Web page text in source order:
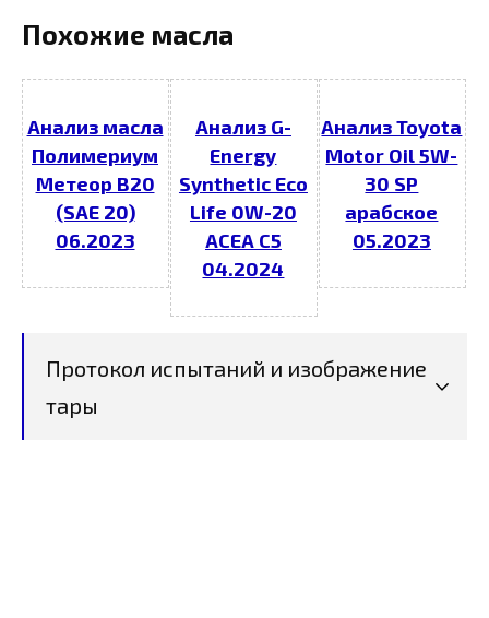
Похожие масла
Анализ масла
Полимериум
Метеор В20
(SAE 20)
06.2023
Анализ G-
Energy
Synthetic Eco
Life 0W-20
ACEA C5
04.2024
Анализ Toyota
Motor Oil 5W-
30 SP
арабское
05.2023
Протокол испытаний и изображение
тары